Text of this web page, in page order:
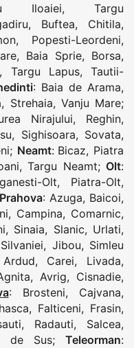
Iloaiei, Targu
, Buftea, Chitila,
, Popesti-Leordeni,
, Baia Sprie, Borsa,
, Targu Lapus,Tautii-
: Baia de Arama,
, Strehaia, Vanju Mare;
Nirajului, Reghin,
, Sighisoara, Sovata,
; Neamt: Bicaz, Piatra
, Targu Neamt; Olt:
Olt, Piatra-Olt,
Prahova: Azuga, Baicoi,
, Campina, Comarnic,
, Sinaia, Slanic, Urlati,
, Jibou, Simleu
Ardud, Carei, Livada,
,Avrig, Cisnadie,
: Brosteni, Cajvana,
, Falticeni, Frasin,
, Radauti, Salcea,
de Sus;Teleorman: